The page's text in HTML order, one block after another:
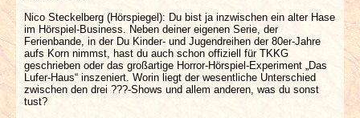
Nico Steckelberg (Hörspiegel): Du bist ja inzwischen ein alter Hase
im Hörspiel-Business. Neben deiner eigenen Serie, der
Ferienbande, in der Du Kinder- und Jugendreihen der 80er-Jahre
aufs Korn nimmst, hast du auch schon offiziell für TKKG
geschrieben oder das großartige Horror-Hörspiel-Experiment „Das
Lufer-Haus“ inszeniert. Worin liegt der wesentliche Unterschied
zwischen den drei ???-Shows und allem anderen, was du sonst
tust?